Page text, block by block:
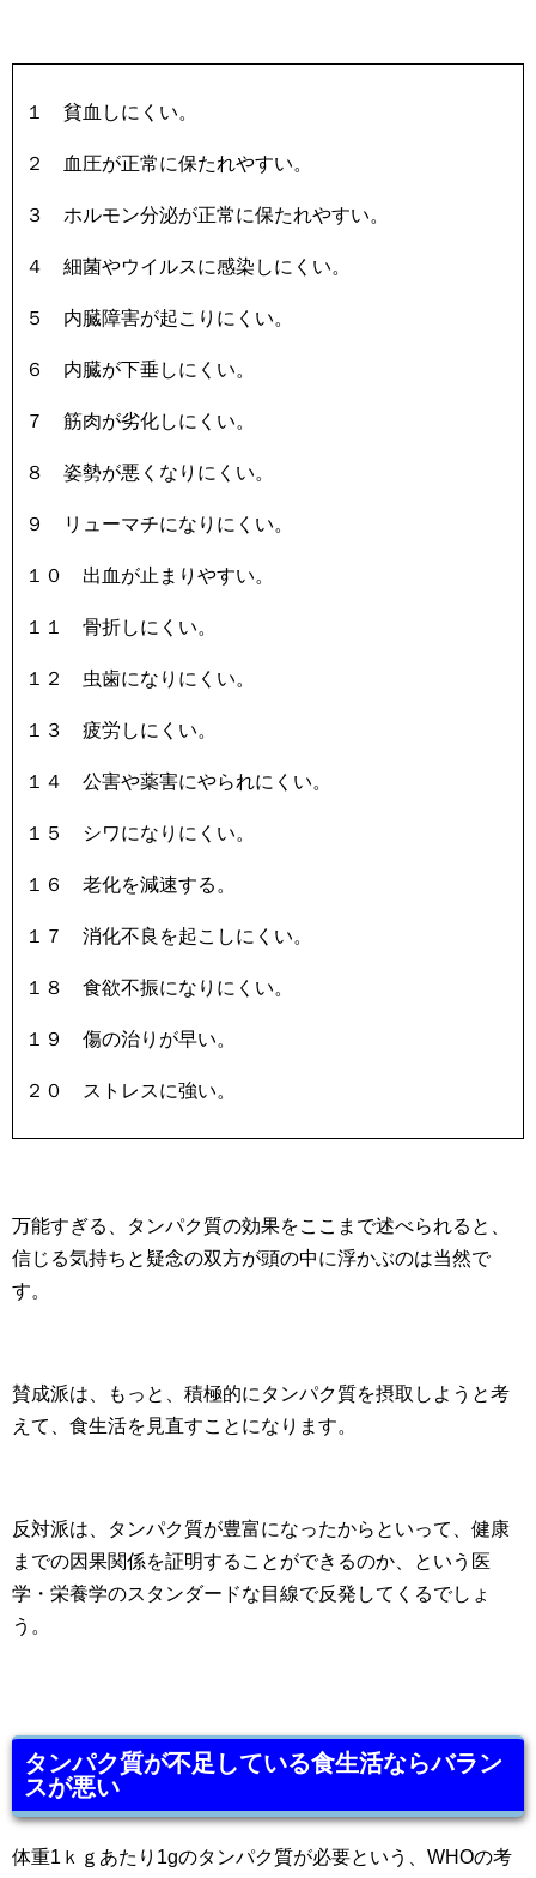
１ 貧血しにくい。
２ 血圧が正常に保たれやすい。
３ ホルモン分泌が正常に保たれやすい。
４ 細菌やウイルスに感染しにくい。
５ 内臓障害が起こりにくい。
６ 内臓が下垂しにくい。
７ 筋肉が劣化しにくい。
８ 姿勢が悪くなりにくい。
９ リューマチになりにくい。
１０ 出血が止まりやすい。
１１ 骨折しにくい。
１２ 虫歯になりにくい。
１３ 疲労しにくい。
１４ 公害や薬害にやられにくい。
１５ シワになりにくい。
１６ 老化を減速する。
１７ 消化不良を起こしにくい。
１８ 食欲不振になりにくい。
１９ 傷の治りが早い。
２０ ストレスに強い。
万能すぎる、タンパク質の効果をここまで述べられると、
信じる気持ちと疑念の双方が頭の中に浮かぶのは当然で
す。
賛成派は、もっと、積極的にタンパク質を摂取しようと考
えて、食生活を見直すことになります。
反対派は、タンパク質が豊富になったからといって、健康
までの因果関係を証明することができるのか、という医
学・栄養学のスタンダードな目線で反発してくるでしょ
う。
タンパク質が不足している食生活ならバラン
スが悪い
体重1ｋｇあたり1gのタンパク質が必要という、WHOの考